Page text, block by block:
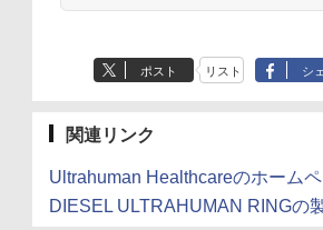
ポスト リスト シ
関連リンク
Ultrahuman Healthcareのホーム
DIESEL ULTRAHUMAN RINGの